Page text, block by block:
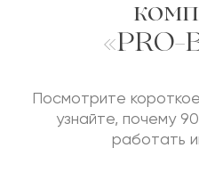
«PRO-
Посмотрите
узнайте, почему
работать